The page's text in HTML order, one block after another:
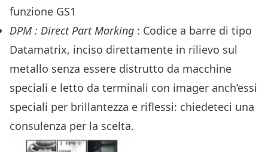
funzione GS1
DPM : Direct Part Marking : Codice a barre di tipo
Datamatrix, inciso direttamente in rilievo sul
metallo senza essere distrutto da macchine
speciali e letto da terminali con imager anch’essi
speciali per brillantezza e riflessi: chiedeteci una
consulenza per la scelta.